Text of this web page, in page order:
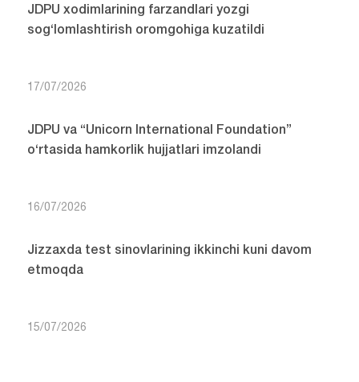
JDPU xodimlarining farzandlari yozgi
sog‘lomlashtirish oromgohiga kuzatildi
17/07/2026
JDPU va “Unicorn International Foundation”
o‘rtasida hamkorlik hujjatlari imzolandi
16/07/2026
Jizzaxda test sinovlarining ikkinchi kuni davom
etmoqda
15/07/2026